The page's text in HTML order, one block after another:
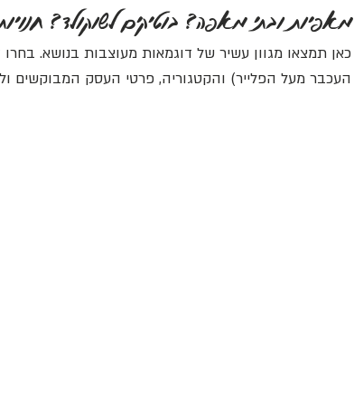
מאפיות ובתי מאפה? בוטיקים לשוקולד?
כאן תמצאו מגוון עשיר של דוגמאות מעוצבות בנושא. בחרו
העכבר מעל הפלייר) והקטגוריה, פרטי העסק המבוקשים